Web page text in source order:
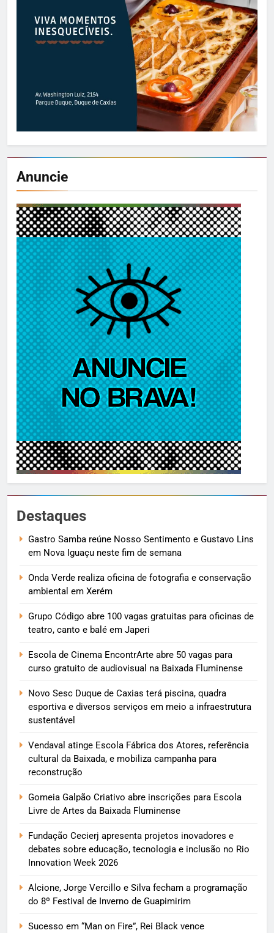
Anuncie
Destaques
Gastro Samba reúne Nosso Sentimento e Gustavo Lins
em Nova Iguaçu neste fim de semana
Onda Verde realiza oficina de fotografia e conservação
ambiental em Xerém
Grupo Código abre 100 vagas gratuitas para oficinas de
teatro, canto e balé em Japeri
Escola de Cinema EncontrArte abre 50 vagas para
curso gratuito de audiovisual na Baixada Fluminense
Novo Sesc Duque de Caxias terá piscina, quadra
esportiva e diversos serviços em meio a infraestrutura
sustentável
Vendaval atinge Escola Fábrica dos Atores, referência
cultural da Baixada, e mobiliza campanha para
reconstrução
Gomeia Galpão Criativo abre inscrições para Escola
Livre de Artes da Baixada Fluminense
Fundação Cecierj apresenta projetos inovadores e
debates sobre educação, tecnologia e inclusão no Rio
Innovation Week 2026
Alcione, Jorge Vercillo e Silva fecham a programação
do 8º Festival de Inverno de Guapimirim
Sucesso em “Man on Fire”, Rei Black vence